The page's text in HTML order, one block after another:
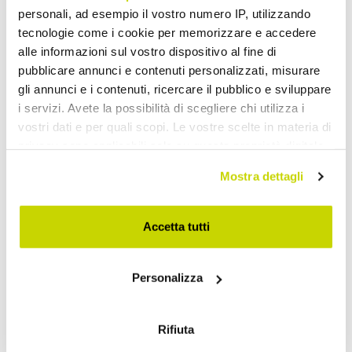
personali, ad esempio il vostro numero IP, utilizzando
tecnologie come i cookie per memorizzare e accedere
alle informazioni sul vostro dispositivo al fine di
pubblicare annunci e contenuti personalizzati, misurare
gli annunci e i contenuti, ricercare il pubblico e sviluppare
i servizi. Avete la possibilità di scegliere chi utilizza i
vostri dati e per quali scopi. Le vostre scelte in materia di
modificare o revocare il proprio consenso in qualsiasi
momento dalla Dichiarazione sui cookie o facendo clic
sull'icona di attivazione della privacy.
raccogliere informazioni sulla tua posizione
Identificare il tuo dispositivo, scansionandolo
Mostra dettagli
Accetta tutti
Personalizza
Rifiuta
Take advantage of it now!